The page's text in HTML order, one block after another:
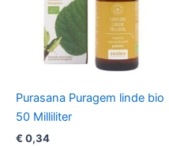
Purasana Puragem linde bio
50 Milliliter
€ 0,34